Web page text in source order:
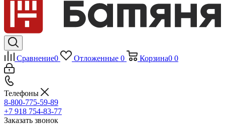
Сравнение0 Отложенные 0 Корзина0 0
Телефоны
8-800-775-59-89
+7 918 754-83-77
Заказать звонок